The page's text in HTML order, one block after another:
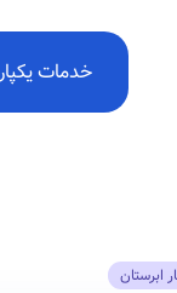
خدمات
ابرستان